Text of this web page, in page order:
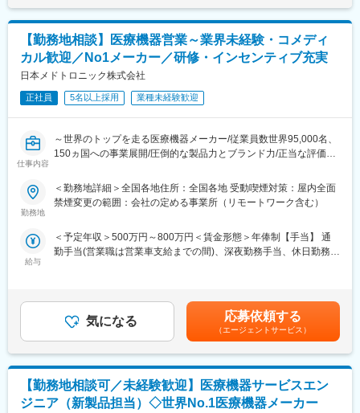
す。
・新規での営業はほとんど発生しなく、既にお付き合いのあるお
客様へ営業活動を行っていくため、無理な提案や、飛び込み営業
などはございません。
※新規が発生する場合は開業医からのお問い合わせや既存のお客様
からのご紹介となるためニーズが無いところへ営業することはご
ざいません。
・専門的な知識が身につくため営業としてのスキルアップを実現
できます。
・国内トップシェアを誇る商材を扱うことができます。
■育成環境
・営業職向け研修(製品知識・製薬企業としての倫理)が月に1度実
・先輩社員の方の同席から始めていくため業界未経験の方でも安
心できる環境です。
めに、唯一無二の検査→診断→治療→予防の歯科医薬品の開発と
口腔感染制御の勧奨を促すための販売情報提供活動により、患者
さまのQOL向上と歯科医療の未来を創造してまいります。
・歯科局所麻酔、歯周病、う蝕、口腔粘膜疾患に関連した製品開
発
・口腔と全身の関係からアプローチした販売情報提供活動と適正
使用のための情報の提供・収集・伝達の実践
【勤務地相談】医療機器営業～業界未経験・コメディ
カル歓迎／No1メーカー／研修・インセンティブ充実
日本メドトロニック株式会社
正社員 5名以上採用 業種未経験歓迎
仕事内容
～世界のトップを走る医療機器メーカー/従業員数世界95,000名、
150ヵ国への事業展開/圧倒的な製品力とブランド力/正当な評価体
いう社会貢献度～
て最前線で業界をリードしています。
当社は1949年の設立以来、医療技術の革新を続け、電池式体外型
品を扱い、社会貢献性の高い仕事に携わりたい方におすすめで
す。
■評価制度：
社員の努力と成果を正当に評価するインセンティブ制度が充実し
ています。
100%達成の場合は3桁の支給が見込めます。
勤務地
＜勤務地詳細＞全国各地住所：全国各地 受動喫煙対策：屋内全面
禁煙変更の範囲：会社の定める事業所（リモートワーク含む）
給与
＜予定年収＞500万円～800万円＜賃金形態＞年俸制【手当】 通
勤手当(営業職は営業車支給までの間)、深夜勤務手当、休日勤務手
年目の場合固定年収 500万円 インセンティブ 380万円35歳、
入社8年目の場合固定年収 600万円 インセンティブ 400万円
賃金はあくまでも目安の金額であり、選考を通じて上下する可能
性があります。月給(月額)は固定手当を含めた表記です。
気になる 応募依頼する
（エージェントサービス）
【勤務地相談可／未経験歓迎】医療機器サービスエン
ジニア（新製品担当）◇世界No.1医療機器メーカー